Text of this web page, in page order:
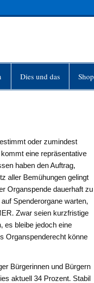
Dies und das Shop
oder zumindest
eine repräsentative
haben den Auftrag,
aller Bemühungen gelingt
Organspende dauerhaft zu
Spenderorgane warten,
Zwar seien kurzfristige
es bleibe jedoch eine
Organspenderecht könne
Bürgerinnen und Bürgern
aktuell 34 Prozent. Stabil